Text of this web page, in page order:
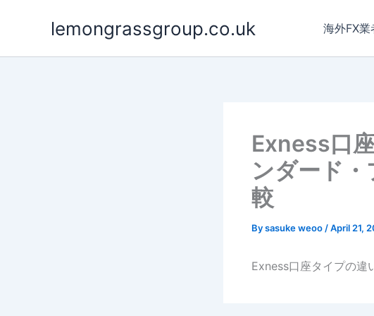
lemongrassgroup.co.uk 海外FX
Exness口
ンダード
較
Bysasuke weoo /April 21,
Exness口座タイプの違